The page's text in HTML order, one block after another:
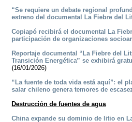
“Se requiere un debate regional
estreno del documental La Fiebre del
Copiapó recibirá el documental La
participación de organizaciones
Reportaje documental “La Fiebre del
Transición Energética” se exhibirá
(16/01/2026)
“La fuente de toda vida está aquí”: el
salar chileno genera temores de
Destrucción de fuentes de agua
China expande su dominio de litio en